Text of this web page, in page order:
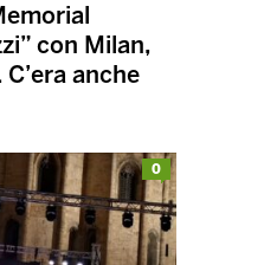
con Milan,
anche
0